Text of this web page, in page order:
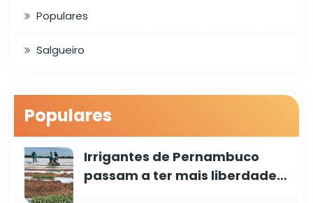
Populares
Salgueiro
Populares
Irrigantes de Pernambuco
passam a ter mais liberdade…